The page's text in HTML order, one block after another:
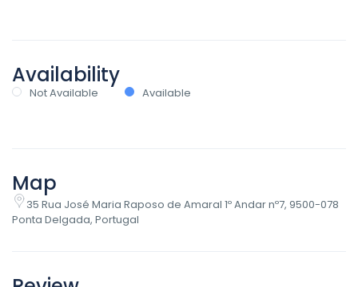
Availability
Not Available Available
Map
35 Rua José Maria Raposo de Amaral 1º Andar nº7, 9500-078
Ponta Delgada, Portugal